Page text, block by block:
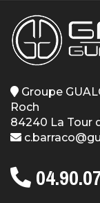
Groupe
Roch
84240 La Tour